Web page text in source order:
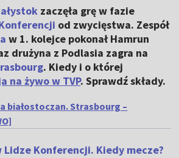
zaczęła grę w fazie
od zwycięstwa. Zespół
w 1. kolejce pokonał Hamrun
drużyna z Podlasia zagra na
. Kiedy i o której
na żywo w TVP. Sprawdź składy.
białostoczan. Strasbourg –
Lidze Konferencji. Kiedy mecze?